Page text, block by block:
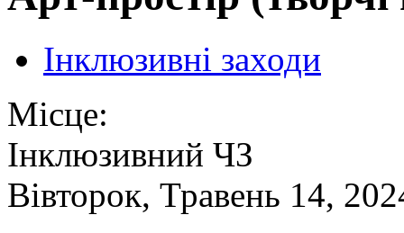
Інклюзивні заходи
Місце:
Інклюзивний ЧЗ
Вівторок, Травень 14,